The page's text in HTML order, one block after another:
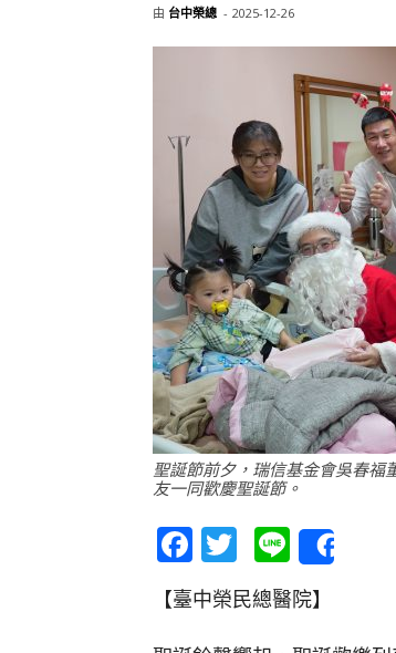
由 台中榮總 - 2025-12-26
聖誕節前夕，瑞信基金會吳春福
友一同歡慶聖誕節。
Facebook
Twitter
Line
【臺中榮民總醫院】